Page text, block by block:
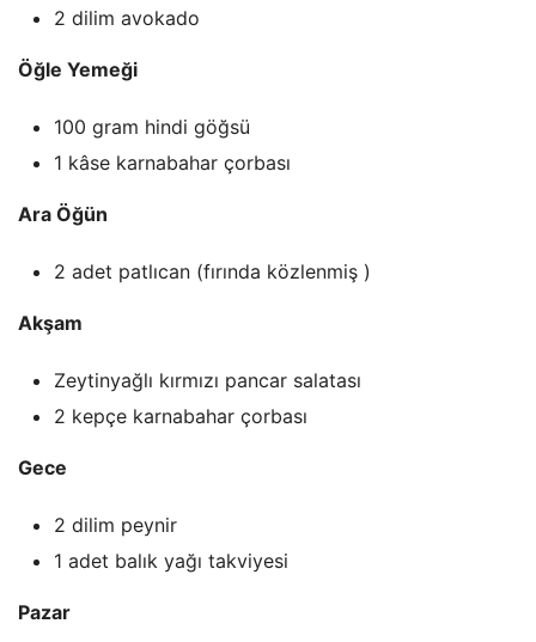
2 dilim avokado
Öğle Yemeği
100 gram hindi göğsü
1 kâse karnabahar çorbası
Ara Öğün
2 adet patlıcan (fırında közlenmiş )
Akşam
Zeytinyağlı kırmızı pancar salatası
2 kepçe karnabahar çorbası
Gece
2 dilim peynir
1 adet balık yağı takviyesi
Pazar